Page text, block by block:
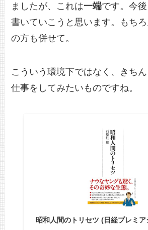
ましたが、これは一端です。今
書いていこうと思います。もち
の方も併せて。
こういう環境下ではなく、きち
仕事をしてみたいものですね。
昭和人間のトリセツ (日経プレミア